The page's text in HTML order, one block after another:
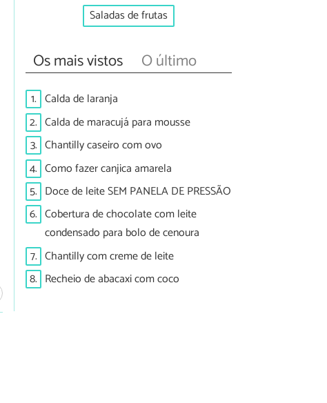
Saladas de frutas
Os mais vistos O último
1. Calda de laranja
2. Calda de maracujá para mousse
3. Chantilly caseiro com ovo
4. Como fazer canjica amarela
5. Doce de leite SEM PANELA DE PRESSÃO
6. Cobertura de chocolate com leite
condensado para bolo de cenoura
7. Chantilly com creme de leite
8. Recheio de abacaxi com coco